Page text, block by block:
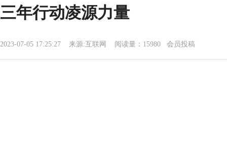
三年行动凌源力量
2023-07-05 17:25:27 来源:互联网 阅读量：15980 会员投稿